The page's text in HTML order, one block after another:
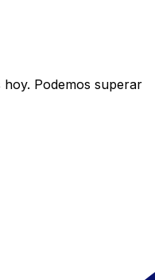
hoy. Podemos superar